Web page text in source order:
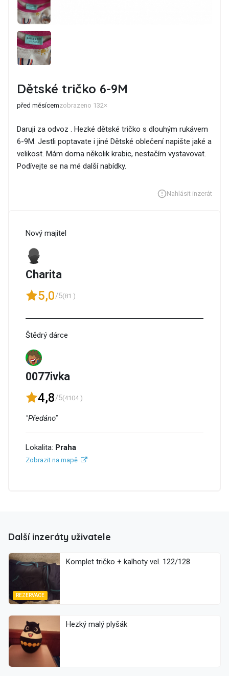
Dětské tričko 6-9M
před měsícemzobrazeno 132×
Daruji za odvoz . Hezké dětské tričko s dlouhým rukávem
6-9M. Jestli poptavate i jiné Dětské oblečení napište jaké a
velikost. Mám doma několik krabic, nestačím vystavovat.
Podívejte se na mé další nabídky.
Nahlásit inzerát
Nový majitel
Charita
5,0/5(81 )
Štědrý dárce
0077ivka
4,8/5(4104 )
"Předáno"
Lokalita: Praha
Zobrazit na mapě
Další inzeráty uživatele
REZERVACE
Komplet tričko + kalhoty vel. 122/128
Hezký malý plyšák